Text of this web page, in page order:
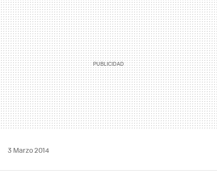
MAIL
3 Marzo 2014